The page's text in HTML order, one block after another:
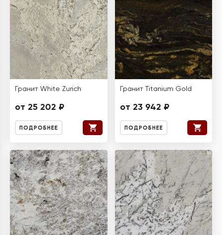
Гранит White Zurich
от 25 202 ₽
ПОДРОБНЕЕ
Гранит Titanium Gold
от 23 942 ₽
ПОДРОБНЕЕ